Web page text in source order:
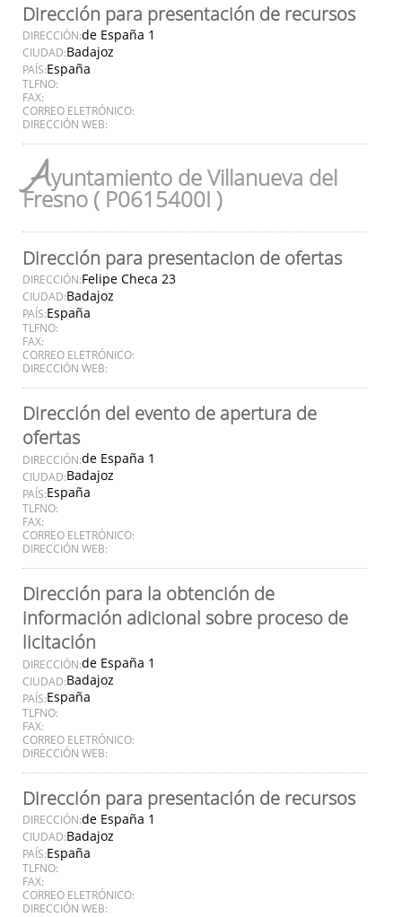
Dirección para presentación de recursos
DIRECCIÓN:de España 1
CIUDAD:Badajoz
PAÍS:España
TLFNO:
FAX:
CORREO ELETRÓNICO:
DIRECCIÓN WEB:
Ayuntamiento de Villanueva del
Fresno ( P0615400I )
Dirección para presentacion de ofertas
DIRECCIÓN:Felipe Checa 23
CIUDAD:Badajoz
PAÍS:España
TLFNO:
FAX:
CORREO ELETRÓNICO:
DIRECCIÓN WEB:
Dirección del evento de apertura de
ofertas
DIRECCIÓN:de España 1
CIUDAD:Badajoz
PAÍS:España
TLFNO:
FAX:
CORREO ELETRÓNICO:
DIRECCIÓN WEB:
Dirección para la obtención de
información adicional sobre proceso de
licitación
DIRECCIÓN:de España 1
CIUDAD:Badajoz
PAÍS:España
TLFNO:
FAX:
CORREO ELETRÓNICO:
DIRECCIÓN WEB:
Dirección para presentación de recursos
DIRECCIÓN:de España 1
CIUDAD:Badajoz
PAÍS:España
TLFNO:
FAX:
CORREO ELETRÓNICO:
DIRECCIÓN WEB: